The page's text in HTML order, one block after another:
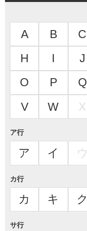
A B C
H
I J
O
P Q
V
W X
ア行
ア イ ウ
カ行
カ キ ク
サ行